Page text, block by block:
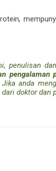
penulisan
Jika anda
doktor dan